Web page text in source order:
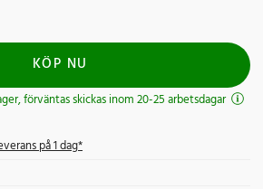
KÖP NU
förväntas skickas inom 20-25 arbetsdagar
på 1 dag*